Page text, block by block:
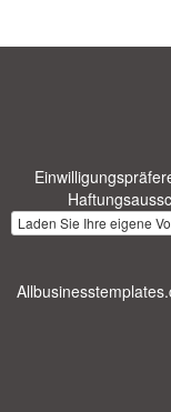
Laden Sie Ihre eigene